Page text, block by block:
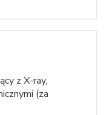
z X-ray,
(za